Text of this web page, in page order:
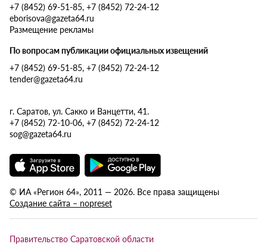
+7 (8452) 69-51-85, +7 (8452) 72-24-12
eborisova@gazeta64.ru
Размещение рекламы
По вопросам публикации официальных извещений
+7 (8452) 69-51-85, +7 (8452) 72-24-12
tender@gazeta64.ru
г. Саратов, ул. Сакко и Ванцетти, 41.
+7 (8452) 72-10-06, +7 (8452) 72-24-12
sog@gazeta64.ru
© ИА «Регион 64», 2011 — 2026. Все права защищены
Создание сайта – nopreset
Правительство Саратовской области